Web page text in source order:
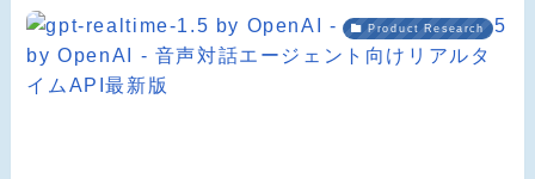
Product Research